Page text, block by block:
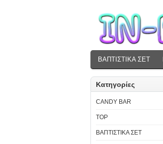
ΒΑΠΤΙΣΤΙΚΑ ΣΕΤ
Κατηγορίες
CANDY BAR
TOP
ΒΑΠΤΙΣΤΙΚΑ ΣΕΤ